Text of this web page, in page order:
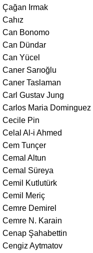
Çağan Irmak
Cahız
Can Bonomo
Can Dündar
Can Yücel
Caner Sarıoğlu
Caner Taslaman
Carl Gustav Jung
Carlos Maria Dominguez
Cecile Pin
Celal Al-i Ahmed
Cem Tunçer
Cemal Altun
Cemal Süreya
Cemil Kutlutürk
Cemil Meriç
Cemre Demirel
Cemre N. Karain
Cenap Şahabettin
Cengiz Aytmatov